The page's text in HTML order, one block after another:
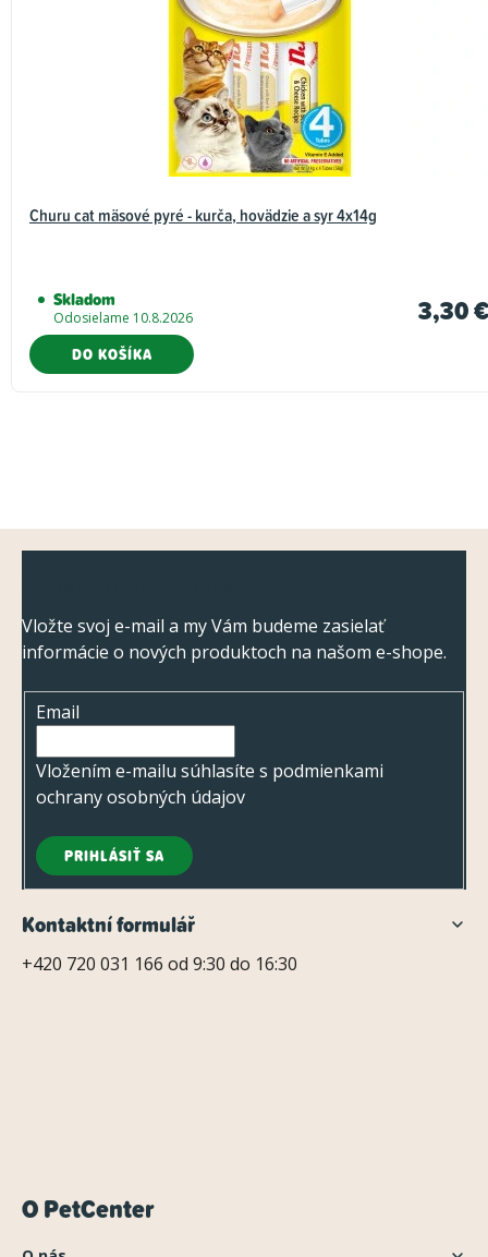
Churu cat mäsové pyré - kurča, hovädzie a syr 4x14g
Skladom
Odosielame 10.8.2026 3,30
DO KOŠÍKA
Vložte svoj e-mail a my Vám budeme zasielať
informácie o nových produktoch na našom e-shope.
Email
Vložením e-mailu súhlasíte s podmienkami
ochrany osobných údajov
PRIHLÁSIŤ SA
Kontaktní formulář
+420 720 031 166 od 9:30 do 16:30
O PetCenter